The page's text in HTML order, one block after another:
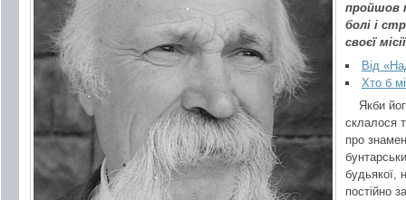
пройшов
болі і
своєї
Від
Хто б
Якби
склалося
про
будьякої,
постійно